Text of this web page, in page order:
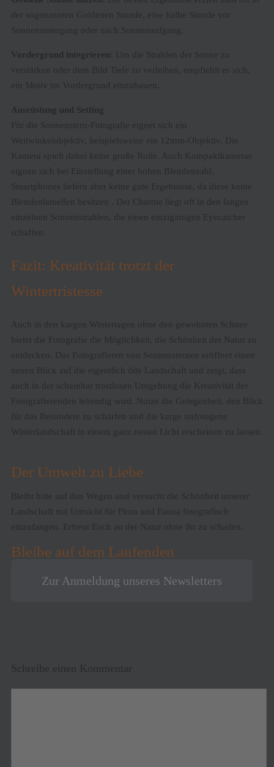
der sogenannten Goldenen Stunde, eine halbe Stunde vor
Sonnenuntergang oder nach Sonnenaufgang.
Vordergrund integrieren: Um die Strahlen der Sonne zu
verstärken oder dem Bild Tiefe zu verleihen, empfiehlt es sich,
ein Motiv im Vordergrund einzubauen.
Ausrüstung und Setting
Für die Sonnenstern-Fotografie eignet sich ein
Weitwinkelobjektiv, beispielsweise ein 12mm-Objektiv. Die
Kamera spielt dabei keine große Rolle. Auch Kompaktkameras
eignen sich bei Einstellung einer hohen Blendenzahl.
Smartphones liefern aber keine gute Ergebnisse, da diese keine
Blendenlamellen besitzen . Der Charme liegt oft in den langen
einzelnen Sonnenstrahlen, die einen einzigartigen Eyecatcher
schaffen.
Fazit: Kreativität trotzt der
Wintertristesse
Auch in den kargen Wintertagen ohne den gewohnten Schnee
bietet die Fotografie die Möglichkeit, die Schönheit der Natur zu
entdecken. Das Fotografieren von Sonnensternen eröffnet einen
neuen Blick auf die eigentlich öde Landschaft und zeigt, dass
auch in der scheinbar trostlosen Umgebung die Kreativität der
Fotografierenden lebendig wird. Nutze die Gelegenheit, den Blick
für das Besondere zu schärfen und die karge unfotogene
Winterlandschaft in einem ganz neuen Licht erscheinen zu lassen.
Der Umwelt zu Liebe
Bleibt bitte auf den Wegen und versucht die Schönheit unserer
Landschaft mit Umsicht für Flora und Fauna fotografisch
einzufangen. Erfreut Euch an der Natur ohne ihr zu schaden.
Bleibe auf dem Laufenden
Zur Anmeldung unseres Newsletters
Schreibe einen Kommentar